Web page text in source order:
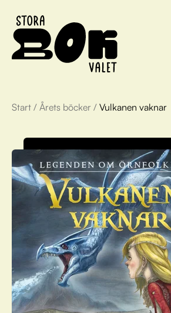
Start / Årets böcker / Vulkanen vaknar